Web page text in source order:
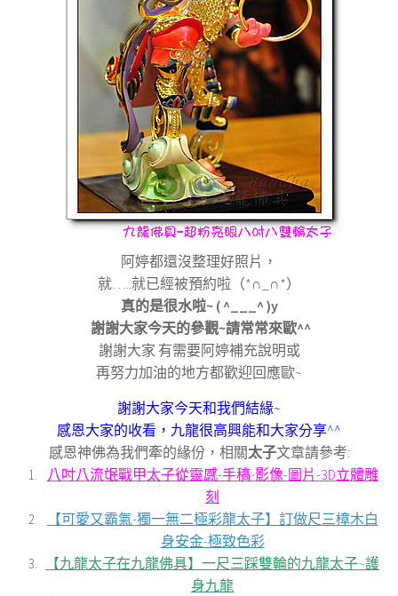
阿婷都還沒整理好照片，
就…..就已經被預約啦（*∩_∩*）
真的是很水啦~ ( ^___^ )y
謝謝大家今天的參觀~請常常來歐^^
謝謝大家 有需要阿婷補充說明或
再努力加油的地方都歡迎回應歐~
謝謝大家今天和我們結緣~
感恩大家的收看， 九龍很高興能和大家分享^^
感恩神佛為我們牽的緣份，相關太子文章請參考:
八吋八流氓戰甲太子從靈感-手稿-影像-圖片-3D立體雕
刻
【可愛又霸氣-獨一無二極彩龍太子】訂做尺三樟木白
身安金-極致色彩
【九龍太子在九龍佛具】一尺三踩雙輪的九龍太子~護
身九龍